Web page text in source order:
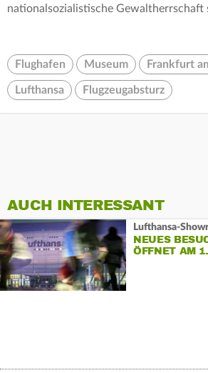
nationalsozialistische Gewaltherrschaft
Flughafen Museum Frankfurt
Lufthansa Flugzeugabsturz
AUCH INTERESSANT
Lufthansa-
NEUES
ÖFFNET AM